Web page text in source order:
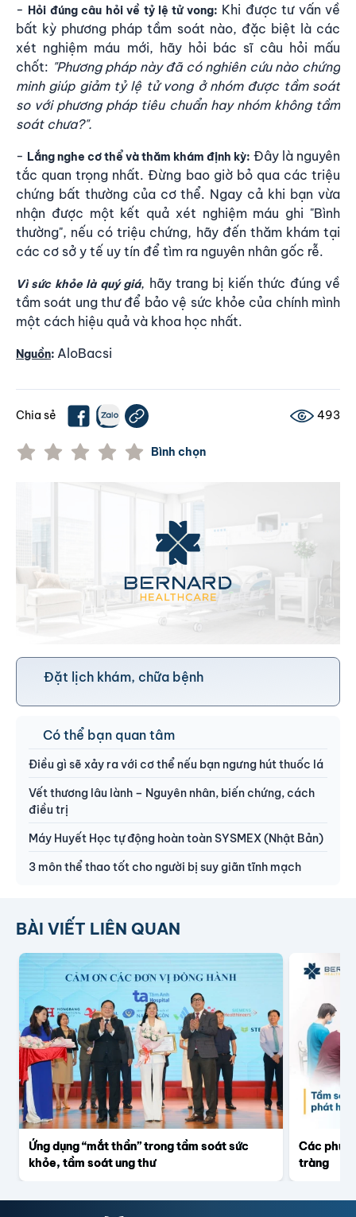
- Hỏi đúng câu hỏi về tỷ lệ tử vong: Khi được tư vấn về
bất kỳ phương pháp tầm soát nào, đặc biệt là các
xét nghiệm máu mới, hãy hỏi bác sĩ câu hỏi mấu
chốt: "Phương pháp này đã có nghiên cứu nào chứng
minh giúp giảm tỷ lệ tử vong ở nhóm được tầm soát
so với phương pháp tiêu chuẩn hay nhóm không tầm
soát chưa?".
- Lắng nghe cơ thể và thăm khám định kỳ: Đây là nguyên
tắc quan trọng nhất. Đừng bao giờ bỏ qua các triệu
chứng bất thường của cơ thể. Ngay cả khi bạn vừa
nhận được một kết quả xét nghiệm máu ghi "Bình
thường", nếu có triệu chứng, hãy đến thăm khám tại
các cơ sở y tế uy tín để tìm ra nguyên nhân gốc rễ.
Vì sức khỏe là quý giá, hãy trang bị kiến thức đúng về
tầm soát ung thư để bảo vệ sức khỏe của chính mình
một cách hiệu quả và khoa học nhất.
Nguồn: AloBacsi
Chia sẻ 493
Bình chọn
Đặt lịch khám, chữa bệnh
Có thể bạn quan tâm
Điều gì sẽ xảy ra với cơ thể nếu bạn ngưng hút thuốc lá
Vết thương lâu lành – Nguyên nhân, biến chứng, cách
điều trị
Máy Huyết Học tự động hoàn toàn SYSMEX (Nhật Bản)
3 môn thể thao tốt cho người bị suy giãn tĩnh mạch
BÀI VIẾT LIÊN QUAN
Ứng dụng “mắt thần” trong tầm soát sức
khỏe, tầm soát ung thư
Các
tràng